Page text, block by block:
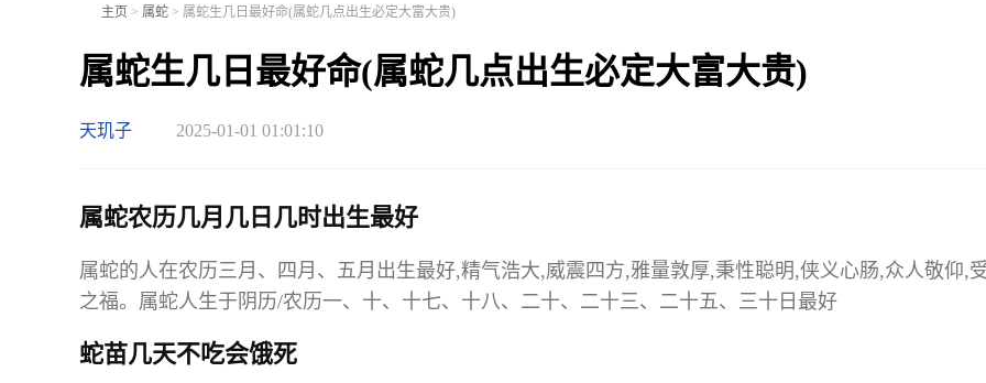
主页 > 属蛇 > 属蛇生几日最好命(属蛇几点出生必定大富大贵)
属蛇生几日最好命(属蛇几点出生必定大富大贵)
天玑子 2025-01-01 01:01:10
属蛇农历几月几日几时出生最好
属蛇的人在农历三月、四月、五月出生最好,精气浩大,威震四方,雅量敦厚,秉性聪明,侠义心肠,众人敬仰,
之福。属蛇人生于阴历/农历一、十、十七、十八、二十、二十三、二十五、三十日最好
蛇苗几天不吃会饿死